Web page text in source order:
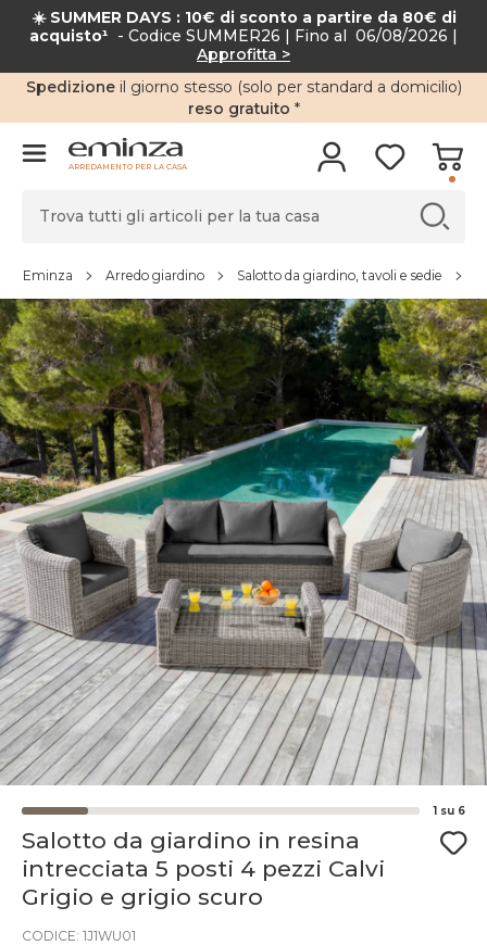
☀️ SUMMER DAYS : 10€ di sconto a partire da 80€ di
acquisto¹ - Codice SUMMER26 | Fino al 06/08/2026 |
Approfitta >
Spedizione il giorno stesso (solo per standard a domicilio)
reso gratuito *
ARREDAMENTO PER LA CASA
Eminza Arredo giardino Salotto da giardino, tavoli e sedie
1 su 6
Salotto da giardino in resina
intrecciata 5 posti 4 pezzi Calvi
Grigio e grigio scuro
CODICE: 1J1WU01